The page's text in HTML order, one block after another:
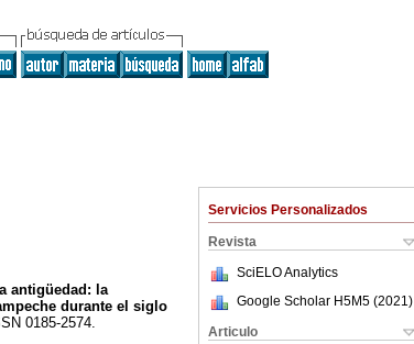
Servicios Personalizados
Revista
SciELO Analytics
Google Scholar H5M5 (2021 )
Articulo
antigüedad: la
durante el siglo
0185-2574.